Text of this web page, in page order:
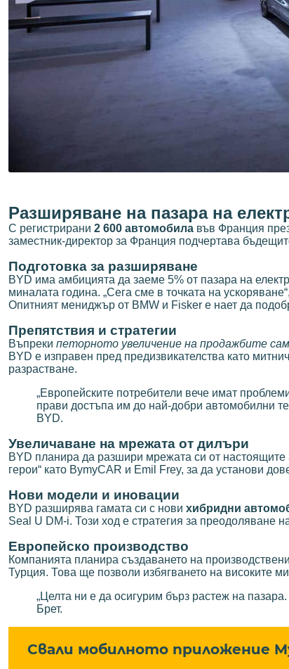
Разширяване на пазара на
С регистрирани 2 600 автомобила във Франция
заместник-директор за Франция подчертава
Подготовка за разширяване
BYD има амбицията да заеме 5% от пазара на
миналата година. „Сега сме в точката на
Опитният мениджър от BMW и Fisker е нает да
Препятствия и стратегии
Въпреки петорното увеличение на продажбите
BYD е изправен пред предизвикателства като
разрастване.
„Европейските потребители вече имат
прави достъпа им до най-добри автомобилни
BYD.
Увеличаване на мрежата от дилъри
BYD планира да разшири мрежата си от настоящите
герои“ като BymyCAR и Emil Frey, за да установи
Нови модели и иновации
BYD разширява гамата си с нови хибридни
Seal U DM-i. Този ход е стратегия за преодоляване
Европейско производство
Компанията планира създаването на
Турция. Това ще позволи избягването на високите
„Целта ни е да осигурим бърз растеж на
Брет.
Свали мобилното приложение